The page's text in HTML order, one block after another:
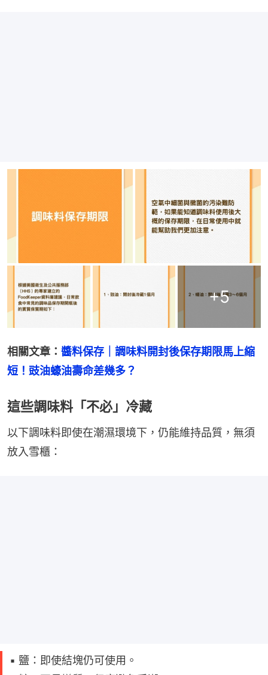
+5
相關文章： 醬料保存｜調味料開封後保存期限馬上縮
短！豉油蠔油壽命差幾多？
這些調味料「不必」冷藏
以下調味料即使在潮濕環境下，仍能維持品質，無須
放入雪櫃：
▪️ 鹽：即使結塊仍可使用。